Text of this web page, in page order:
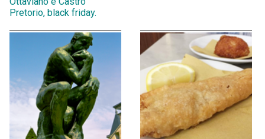
Pretorio, black friday.